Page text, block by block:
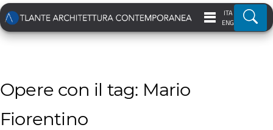
ITA
ENG
Opere con il tag: Mario
Fiorentino